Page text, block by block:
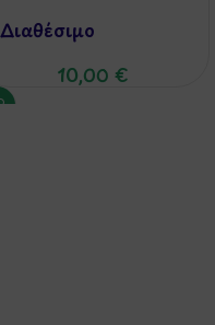
Διαθέσιμo
10,00 €